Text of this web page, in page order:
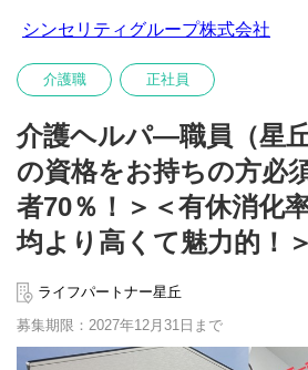
シンセリティグループ株式会社
介護職 正社員
介護ヘルパ―職員（星
の資格をお持ちの方必
者70％！＞＜有休消化
均より高くて魅力的！＞
ライフパートナー星丘
募集期限：2027年12月31日まで